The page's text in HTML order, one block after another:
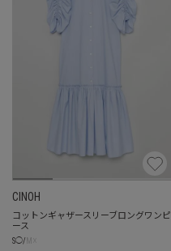
CINOH
コットンギャザースリーブロングワンピ
ース
S◯/